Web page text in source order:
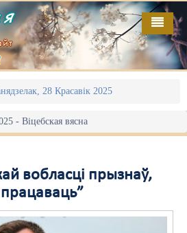
28 Красавік 2025
- Віцебская вясна
вобласці прызнаў,